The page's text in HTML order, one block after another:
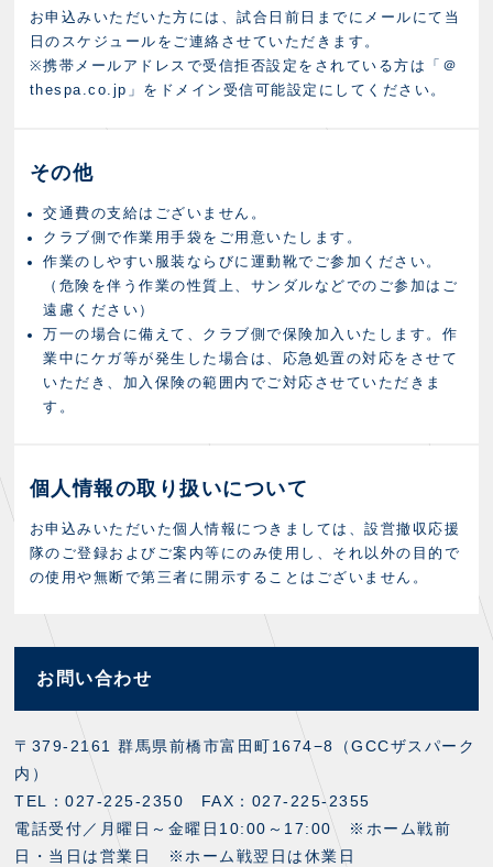
お申込みいただいた方には、試合日前日までにメールにて当
日のスケジュールをご連絡させていただきます。
※携帯メールアドレスで受信拒否設定をされている方は「＠
thespa.co.jp」をドメイン受信可能設定にしてください。
その他
交通費の支給はございません。
クラブ側で作業用手袋をご用意いたします。
作業のしやすい服装ならびに運動靴でご参加ください。
（危険を伴う作業の性質上、サンダルなどでのご参加はご
遠慮ください）
万一の場合に備えて、クラブ側で保険加入いたします。作
業中にケガ等が発生した場合は、応急処置の対応をさせて
いただき、加入保険の範囲内でご対応させていただきま
す。
個人情報の取り扱いについて
お申込みいただいた個人情報につきましては、設営撤収応援
隊のご登録およびご案内等にのみ使用し、それ以外の目的で
の使用や無断で第三者に開示することはございません。
お問い合わせ
〒379-2161 群馬県前橋市富田町1674−8（GCCザスパーク
内）
TEL：027-225-2350 FAX：027-225-2355
電話受付／月曜日～金曜日10:00～17:00 ※ホーム戦前
日・当日は営業日 ※ホーム戦翌日は休業日